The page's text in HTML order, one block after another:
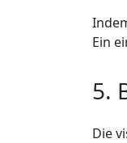
Ein
5.
Die